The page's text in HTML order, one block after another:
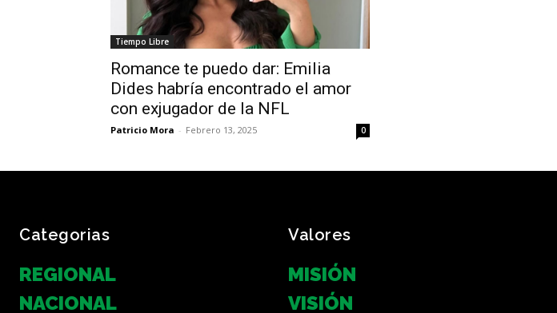
Tiempo Libre
Romance te puedo dar: Emilia
Dides habría encontrado el amor
con exjugador de la NFL
Patricio Mora - Febrero 13, 2025 0
Categorias
REGIONAL
NACIONAL
Valores
MISIÓN
VISIÓN